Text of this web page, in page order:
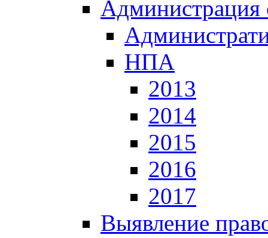
Администрация
НПА
2013
2014
2015
2016
2017
Выявление